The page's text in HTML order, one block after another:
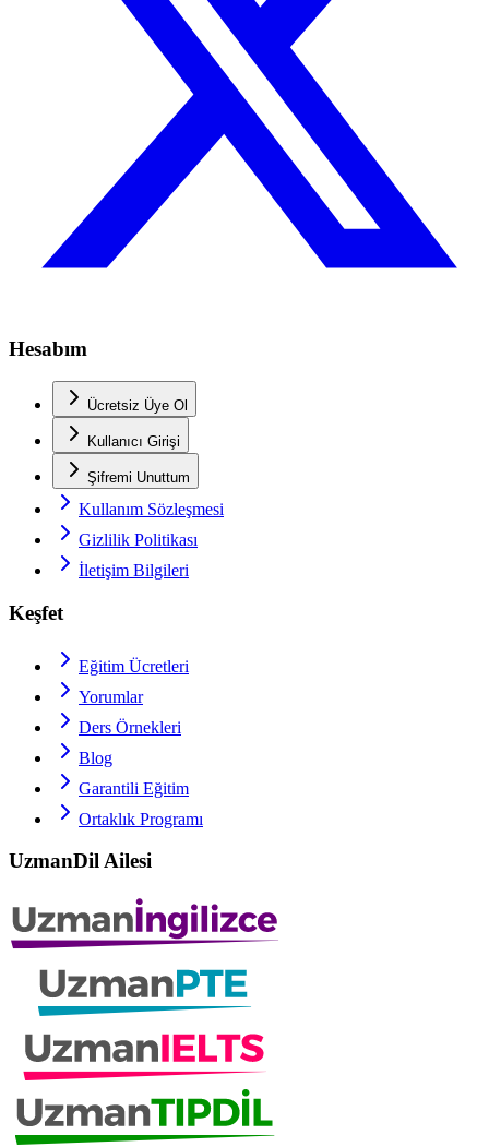
Hesabım
Ücretsiz Üye Ol
Kullanıcı Girişi
Şifremi Unuttum
Kullanım Sözleşmesi
Gizlilik Politikası
İletişim Bilgileri
Keşfet
Eğitim Ücretleri
Yorumlar
Ders Örnekleri
Blog
Garantili Eğitim
Ortaklık Programı
UzmanDil Ailesi